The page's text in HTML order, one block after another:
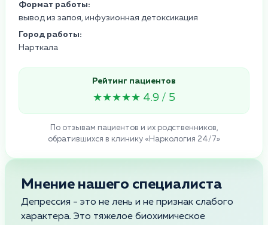
Формат работы:
вывод из запоя, инфузионная детоксикация
Город работы:
Нарткала
Рейтинг пациентов
★★★★★ 4.9 / 5
По отзывам пациентов и их родственников,
обратившихся в клинику «Наркология 24/7»
Мнение нашего специалиста
Депрессия - это не лень и не признак слабого
характера. Это тяжелое биохимическое